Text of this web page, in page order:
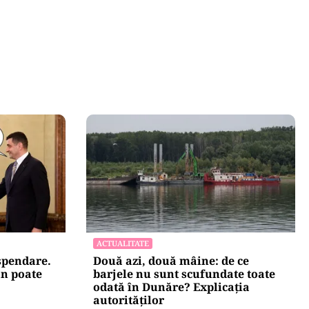
poate
ACTUALITATE
Două azi, două mâine: de ce
barjele nu sunt scufundate toate
odată în Dunăre? Explicația
autorităților